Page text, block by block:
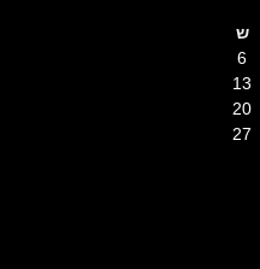
ש
6
13
20
27